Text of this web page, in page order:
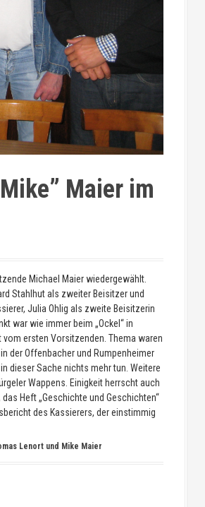
Maier im
Michael Maier wiedergewählt.
Stahlhut als zweiter Beisitzer und
Julia Ohlig als zweite Beisitzerin
war wie immer beim „Ockel“ in
ersten Vorsitzenden. Thema waren
der Offenbacher und Rumpenheimer
dieser Sache nichts mehr tun. Weitere
Wappens. Einigkeit herrscht auch
Heft „Geschichte und Geschichten“
des Kassierers, der einstimmig
Lenort und Mike Maier